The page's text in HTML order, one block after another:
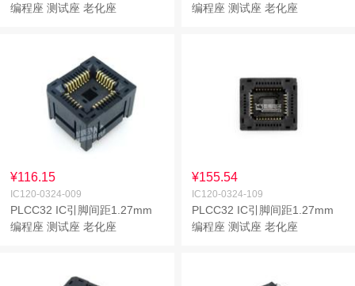
编程座 测试座 老化座
编程座 测试座 老化座
¥116.15
IC120-0324-009
PLCC32 IC引脚间距1.27mm
编程座 测试座 老化座
¥155.54
IC120-0324-109
PLCC32 IC引脚间距1.27mm
编程座 测试座 老化座